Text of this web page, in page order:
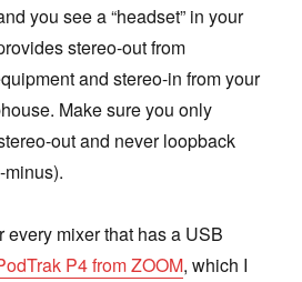
you see a “headset” in your
stereo-out from
and stereo-in from your
Make sure you only
out and never loopback
every mixer that has a USB
P4 from ZOOM, which I